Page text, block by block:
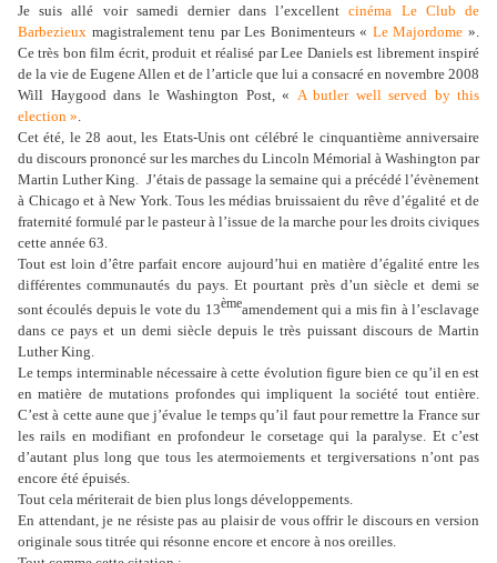
Je suis allé voir samedi dernier dans l’excellentcinéma Le Club de
Barbezieux magistralement tenu par Les Bonimenteurs « Le Majordome».
Ce très bon film écrit, produit et réalisé par Lee Daniels est librement inspiré
de la vie de Eugene Allen et de l’article que lui a consacré en novembre 2008
Will Haygood dans le Washington Post, « A butler well served by this
election ».
Cet été, le 28 aout, les Etats-Unis ont célébré le cinquantième anniversaire
du discours prononcé sur les marches du Lincoln Mémorial à Washington par
Martin Luther King. J’étais de passage la semaine qui a précédé l’évènement
à Chicago et à New York. Tous les médias bruissaient du rêve d’égalité et de
fraternité formulé par le pasteur à l’issue de la marche pour les droits civiques
cette année 63.
Tout est loin d’être parfait encore aujourd’hui en matière d’égalité entre les
différentes communautés du pays. Et pourtant près d’un siècle et demi se
sont écoulés depuis le vote du 13èmeamendement qui a mis fin à l’esclavage
dans ce pays et un demi siècle depuis le très puissant discours de Martin
Luther King.
Le temps interminable nécessaire à cette évolution figure bien ce qu’il en est
en matière de mutations profondes qui impliquent la société tout entière.
C’est à cette aune que j’évalue le temps qu’il faut pour remettre la France sur
les rails en modifiant en profondeur le corsetage qui la paralyse. Et c’est
d’autant plus long que tous les atermoiements et tergiversations n’ont pas
encore été épuisés.
Tout cela mériterait de bien plus longs développements.
En attendant, je ne résiste pas au plaisir de vous offrir le discours en version
originale sous titrée qui résonne encore et encore à nos oreilles.